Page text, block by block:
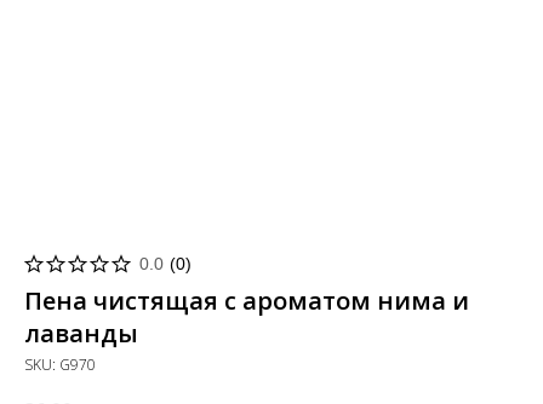
0.0 (0)
Пена чистящая с ароматом нима и
лаванды
SKU: G970